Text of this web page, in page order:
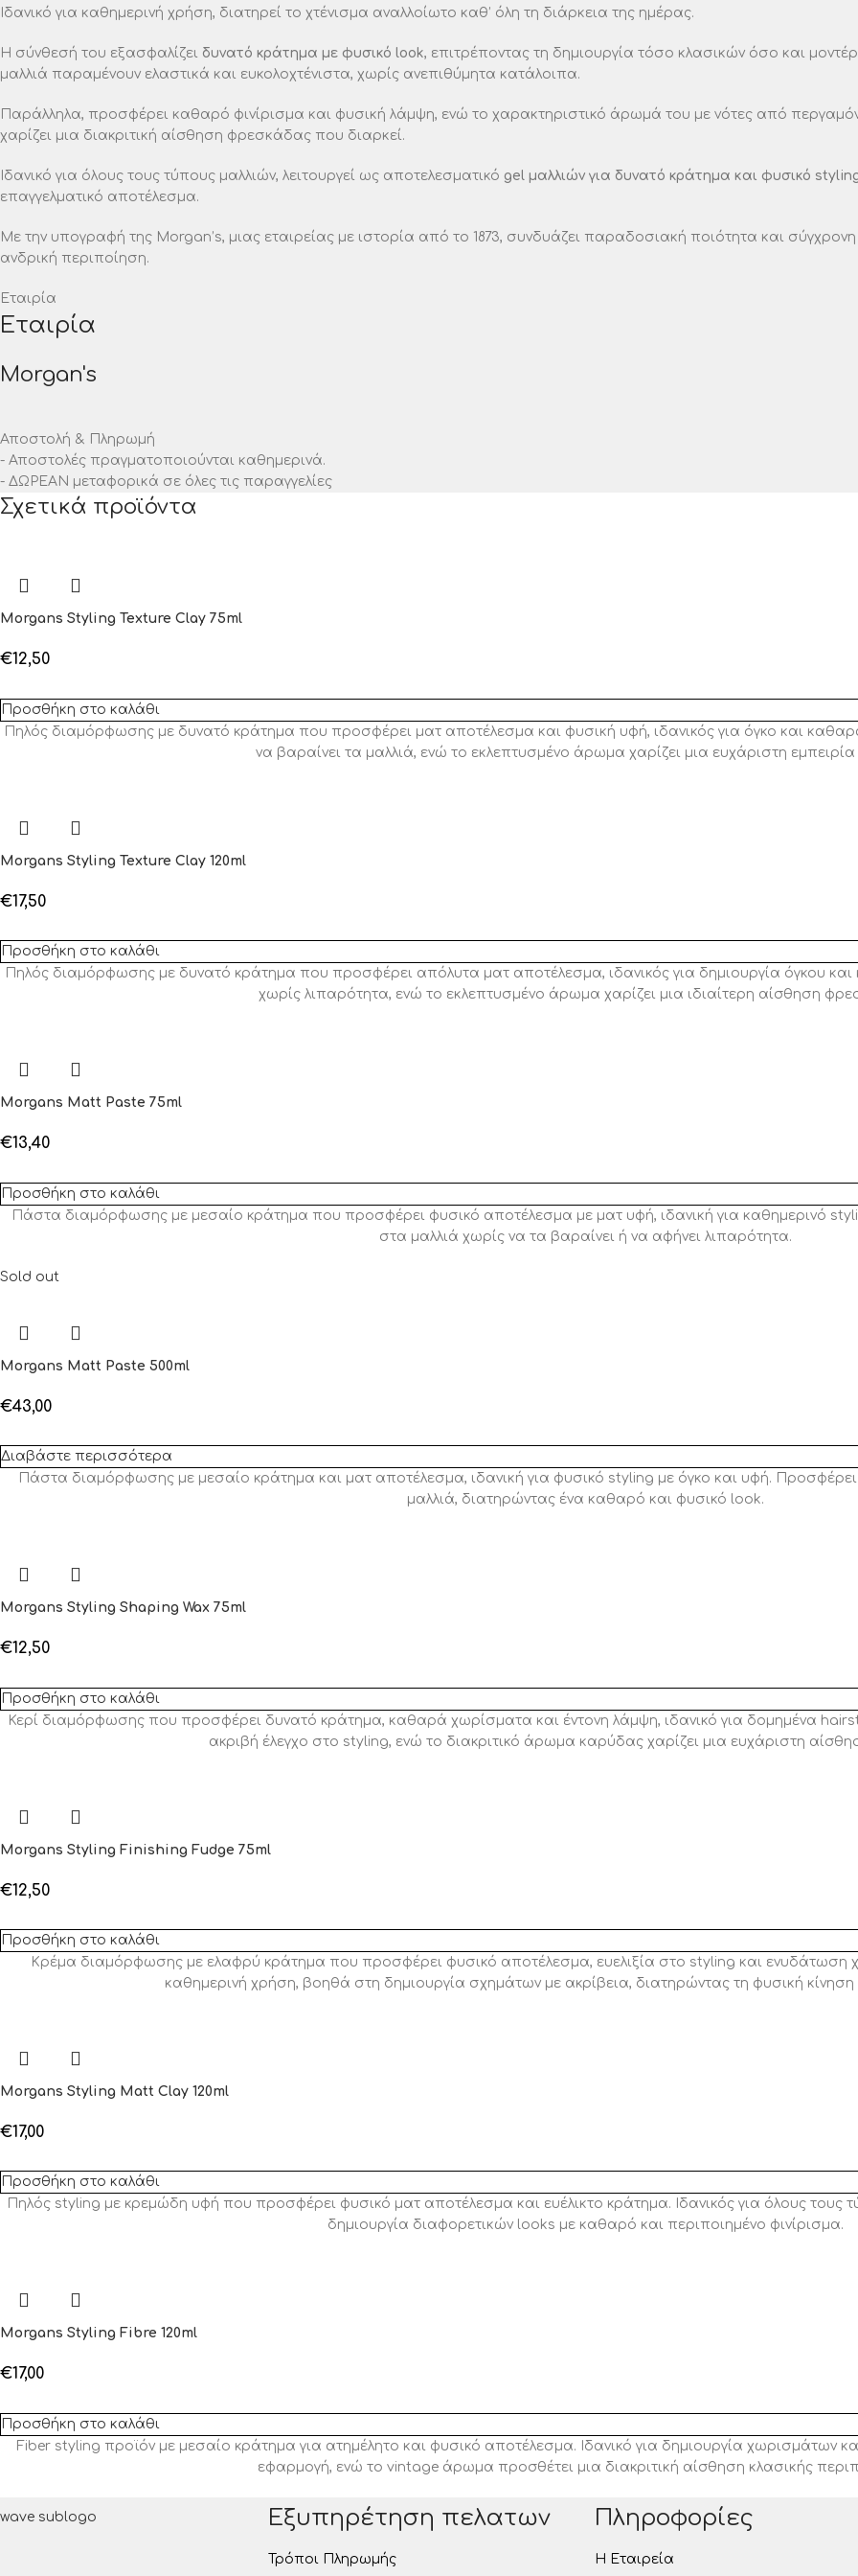
Ιδανικό για καθημερινή χρήση, διατηρεί το χτένισμα αναλλοίωτο καθ’ όλη τη διάρκεια της ημέρας.
Η σύνθεσή του εξασφαλίζει δυνατό κράτημα με φυσικό look, επιτρέποντας τη δημιουργία τόσο κλασικών όσο και
μαλλιά παραμένουν ελαστικά και ευκολοχτένιστα, χωρίς ανεπιθύμητα κατάλοιπα.
Παράλληλα, προσφέρει καθαρό φινίρισμα και φυσική λάμψη, ενώ το χαρακτηριστικό άρωμά του με νότες από
χαρίζει μια διακριτική αίσθηση φρεσκάδας που διαρκεί.
Ιδανικό για όλους τους τύπους μαλλιών, λειτουργεί ως αποτελεσματικό gel μαλλιών για δυνατό κράτημα και φυσικό
επαγγελματικό αποτέλεσμα.
Με την υπογραφή της Morgan’s, μιας εταιρείας με ιστορία από το 1873, συνδυάζει παραδοσιακή ποιότητα και
ανδρική περιποίηση.
Εταιρία
Εταιρία
Morgan's
Αποστολή & Πληρωμή
- Αποστολές πραγματοποιούνται καθημερινά.
- ΔΩΡΕΑΝ μεταφορικά σε όλες τις παραγγελίες
Σχετικά προϊόντα
Morgans Styling Texture Clay 75ml
€12,50
Προσθήκη στο καλάθι
Πηλός διαμόρφωσης με δυνατό κράτημα που προσφέρει ματ αποτέλεσμα και φυσική υφή, ιδανικός για όγκο και
να βαραίνει τα μαλλιά, ενώ το εκλεπτυσμένο άρωμα χαρίζει μια ευχάριστη
Morgans Styling Texture Clay 120ml
€17,50
Προσθήκη στο καλάθι
Πηλός διαμόρφωσης με δυνατό κράτημα που προσφέρει απόλυτα ματ αποτέλεσμα, ιδανικός για δημιουργία όγκου
χωρίς λιπαρότητα, ενώ το εκλεπτυσμένο άρωμα χαρίζει μια ιδιαίτερη αίσθηση
Morgans Matt Paste 75ml
€13,40
Προσθήκη στο καλάθι
Πάστα διαμόρφωσης με μεσαίο κράτημα που προσφέρει φυσικό αποτέλεσμα με ματ υφή, ιδανική για καθημερινό
στα μαλλιά χωρίς να τα βαραίνει ή να αφήνει λιπαρότητα.
Sold out
Morgans Matt Paste 500ml
€43,00
Διαβάστε περισσότερα
Πάστα διαμόρφωσης με μεσαίο κράτημα και ματ αποτέλεσμα, ιδανική για φυσικό styling με όγκο και υφή. Προσφέρει
μαλλιά, διατηρώντας ένα καθαρό και φυσικό look.
Morgans Styling Shaping Wax 75ml
€12,50
Προσθήκη στο καλάθι
Κερί διαμόρφωσης που προσφέρει δυνατό κράτημα, καθαρά χωρίσματα και έντονη λάμψη, ιδανικό για δομημένα
ακριβή έλεγχο στο styling, ενώ το διακριτικό άρωμα καρύδας χαρίζει μια ευχάριστη
Morgans Styling Finishing Fudge 75ml
€12,50
Προσθήκη στο καλάθι
Κρέμα διαμόρφωσης με ελαφρύ κράτημα που προσφέρει φυσικό αποτέλεσμα, ευελιξία στο styling και ενυδάτωση
καθημερινή χρήση, βοηθά στη δημιουργία σχημάτων με ακρίβεια, διατηρώντας τη φυσική κίνηση
Morgans Styling Matt Clay 120ml
€17,00
Προσθήκη στο καλάθι
Πηλός styling με κρεμώδη υφή που προσφέρει φυσικό ματ αποτέλεσμα και ευέλικτο κράτημα. Ιδανικός για όλους τους
δημιουργία διαφορετικών looks με καθαρό και περιποιημένο φινίρισμα.
Morgans Styling Fibre 120ml
€17,00
Προσθήκη στο καλάθι
Fiber styling προϊόν με μεσαίο κράτημα για ατημέλητο και φυσικό αποτέλεσμα. Ιδανικό για δημιουργία χωρισμάτων
εφαρμογή, ενώ το vintage άρωμα προσθέτει μια διακριτική αίσθηση κλασικής
Εξυπηρέτηση πελατων
Τρόποι Πληρωμής
Πληροφορίες
Η Εταιρεία